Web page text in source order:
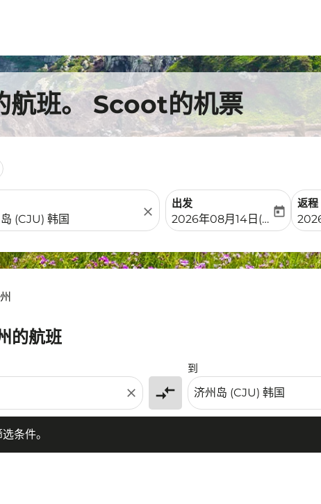
航班。 Scoot的机票
close
出发
fc-booking-departure-
2026年08月14日(周五)
today
返程
fc-
的航班
close compare_arrows
到
条件。
条件。